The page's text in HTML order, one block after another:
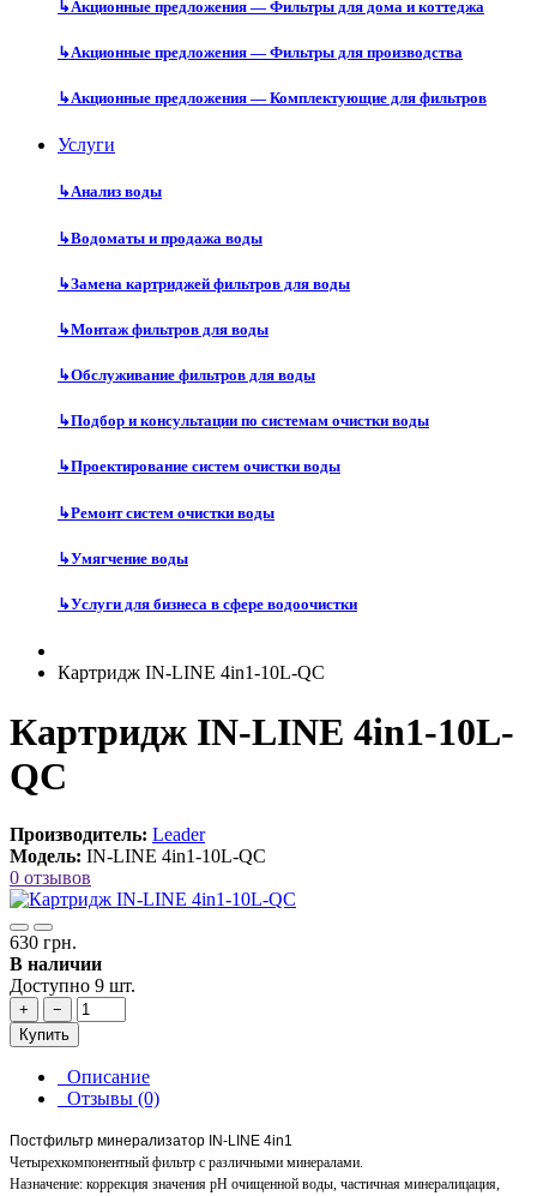
↳Акционные предложения — Фильтры для дома и коттеджа
↳Акционные предложения — Фильтры для производства
↳Акционные предложения — Комплектующие для фильтров
Услуги
↳Анализ воды
↳Водоматы и продажа воды
↳Замена картриджей фильтров для воды
↳Монтаж фильтров для воды
↳Обслуживание фильтров для воды
↳Подбор и консультации по системам очистки воды
↳Проектирование систем очистки воды
↳Ремонт систем очистки воды
↳Умягчение воды
↳Услуги для бизнеса в сфере водоочистки
Картридж IN-LINE 4in1-10L-QC
Картридж IN-LINE 4in1-10L-
QC
Производитель: Leader
Модель: IN-LINE 4in1-10L-QC
0 отзывов
630 грн.
В наличии
Доступно 9 шт.
+
−
Купить
Описание
Отзывы (0)
Постфильтр минерализатор IN-LINE 4in1
Четырехкомпонентный фильтр с различными минералами.
Назначение: коррекция значения рН очищенной воды, частичная минералицация,